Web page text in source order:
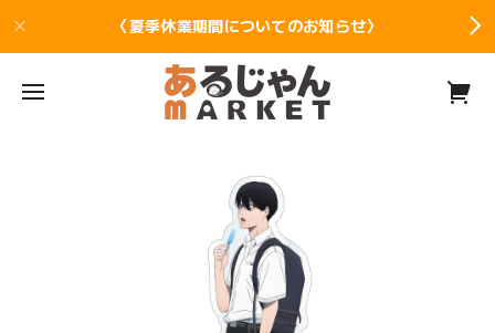
〈夏季休業期間についてのお知らせ〉